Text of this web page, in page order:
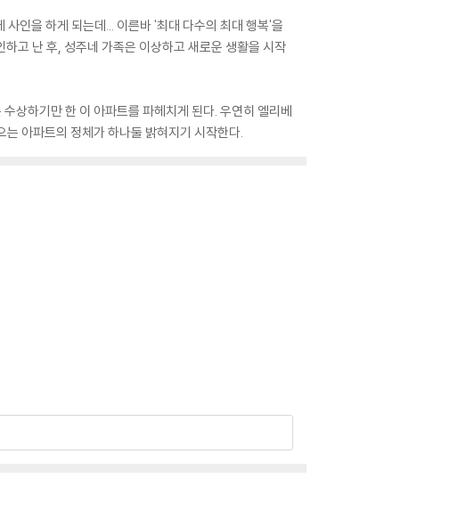
인을 하게 되는데... 이른바 '최대 다수의 최대 행복'을
고 난 후, 성주네 가족은 이상하고 새로운 생활을 시작
상하기만 한 이 아파트를 파헤치게 된다. 우연히 엘리베
아파트의 정체가 하나둘 밝혀지기 시작한다.